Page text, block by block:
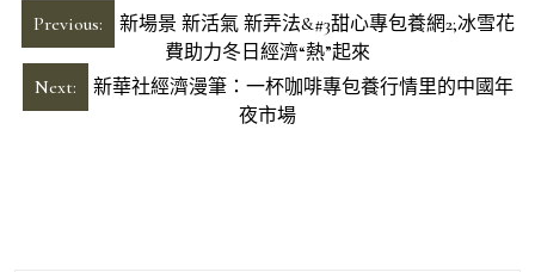
文
章
導
Previous:
新場景 新活氣 新弄法&#3甜心專包養網2;冰雪花
費助力冬日經濟“熱”起來
Next:
新華社經濟漫筆：一杯咖啡專包養行情里的中國年
夜市場